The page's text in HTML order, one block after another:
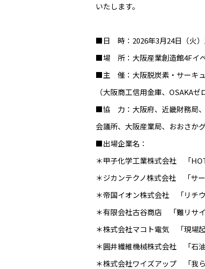
いたします。
■日 時：2026年3月24日（火）
■場 所：大阪産業創造館4Fイベ
■主 催：大阪脱炭素・サーキ
（大阪商工信用金庫、OSAKA
■協 力：大阪府、近畿財務局、
会議所、大阪産業局、おおさか
■出場企業名：
＊甲子化学工業株式会社 「
＊ジカンテクノ株式会社 「サ
＊帝国イオン株式会社 「リチ
＊有限会社古谷商店 「難リサ
＊株式会社マコト電気 「現場
＊圓井繊維機械株式会社 「石
＊株式会社ワイズアップ 「我